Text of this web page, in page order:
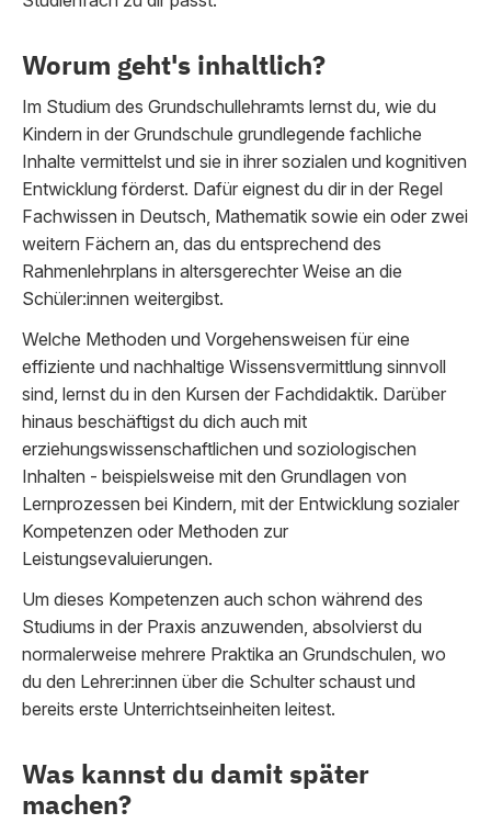
Worum geht's inhaltlich?
Im Studium des Grundschullehramts lernst du, wie du
Kindern in der Grundschule grundlegende fachliche
Inhalte vermittelst und sie in ihrer sozialen und kognitiven
Entwicklung förderst. Dafür eignest du dir in der Regel
Fachwissen in Deutsch, Mathematik sowie ein oder zwei
weitern Fächern an, das du entsprechend des
Rahmenlehrplans in altersgerechter Weise an die
Schüler:innen weitergibst.
Welche Methoden und Vorgehensweisen für eine
effiziente und nachhaltige Wissensvermittlung sinnvoll
sind, lernst du in den Kursen der Fachdidaktik. Darüber
hinaus beschäftigst du dich auch mit
erziehungswissenschaftlichen und soziologischen
Inhalten - beispielsweise mit den Grundlagen von
Lernprozessen bei Kindern, mit der Entwicklung sozialer
Kompetenzen oder Methoden zur
Leistungsevaluierungen.
Um dieses Kompetenzen auch schon während des
Studiums in der Praxis anzuwenden, absolvierst du
normalerweise mehrere Praktika an Grundschulen, wo
du den Lehrer:innen über die Schulter schaust und
bereits erste Unterrichtseinheiten leitest.
Was kannst du damit später
machen?